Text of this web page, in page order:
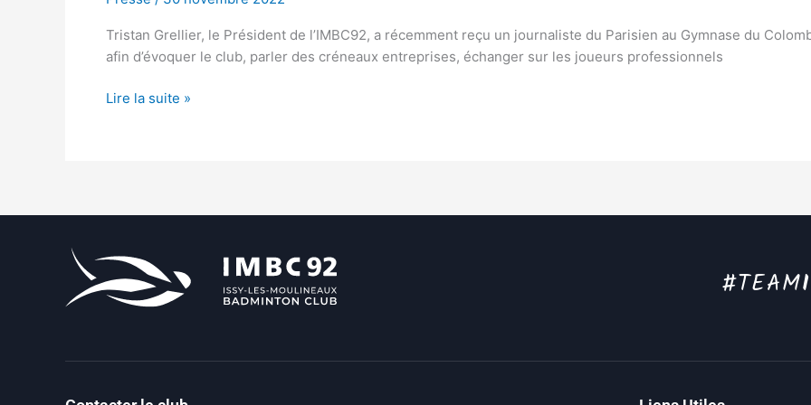
Tristan Grellier, le Président de l’IMBC92, a récemment reçu un journaliste du Parisien au Gymnase du
afin d’évoquer le club, parler des créneaux entreprises, échanger sur les joueurs professionnels
Lire la suite »
#TEAM